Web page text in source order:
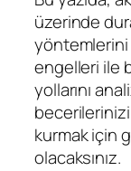
üzerinde
engelleri ile
yollarını
becerilerinizi
kurmak için
olacaksınız.